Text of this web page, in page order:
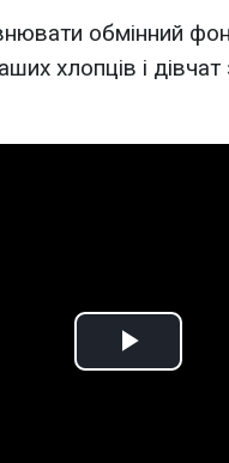
обмінний
хлопців і
Play